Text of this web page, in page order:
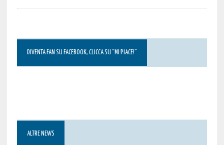
DIVENTA FAN SU FACEBOOK, CLICCA SU “MI PIACE!”
ALTRE NEWS